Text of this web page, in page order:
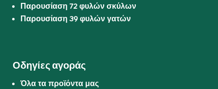
Παρουσίαση 72 φυλών σκύλων
Παρουσίαση 39 φυλών γατών
Οδηγίες αγοράς
Όλα τα προϊόντα μας